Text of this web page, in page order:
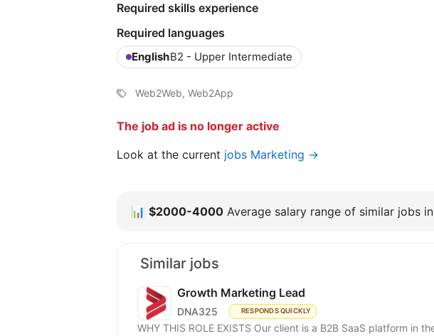
Required skills experience
Required languages
EnglishB2 - Upper Intermediate
Web2Web, Web2App
The job ad is no longer active
Look at the current jobs Marketing →
📊 $2000-4000 Average salary range of similar jobs in
Similar jobs
Growth Marketing Lead
DNA325 RESPONDS QUICKLY
WHY THIS ROLE EXISTS Our client is a B2B SaaS platform in the LinkedIn advertising and